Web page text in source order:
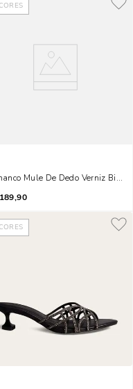
Salto Grosso Preto
Mule De Dedo Verniz Bico
189,90
Fino Verde Turmalina